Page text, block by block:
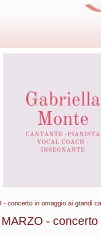
concerto in omaggio ai grandi
-